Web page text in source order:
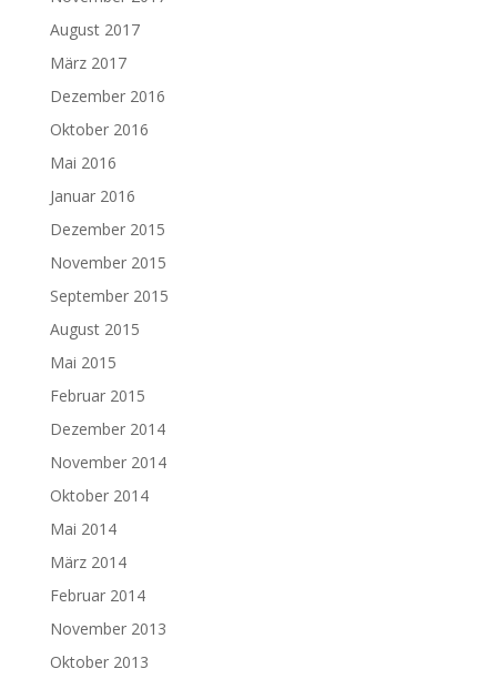
August 2017
März 2017
Dezember 2016
Oktober 2016
Mai 2016
Januar 2016
Dezember 2015
November 2015
September 2015
August 2015
Mai 2015
Februar 2015
Dezember 2014
November 2014
Oktober 2014
Mai 2014
März 2014
Februar 2014
November 2013
Oktober 2013